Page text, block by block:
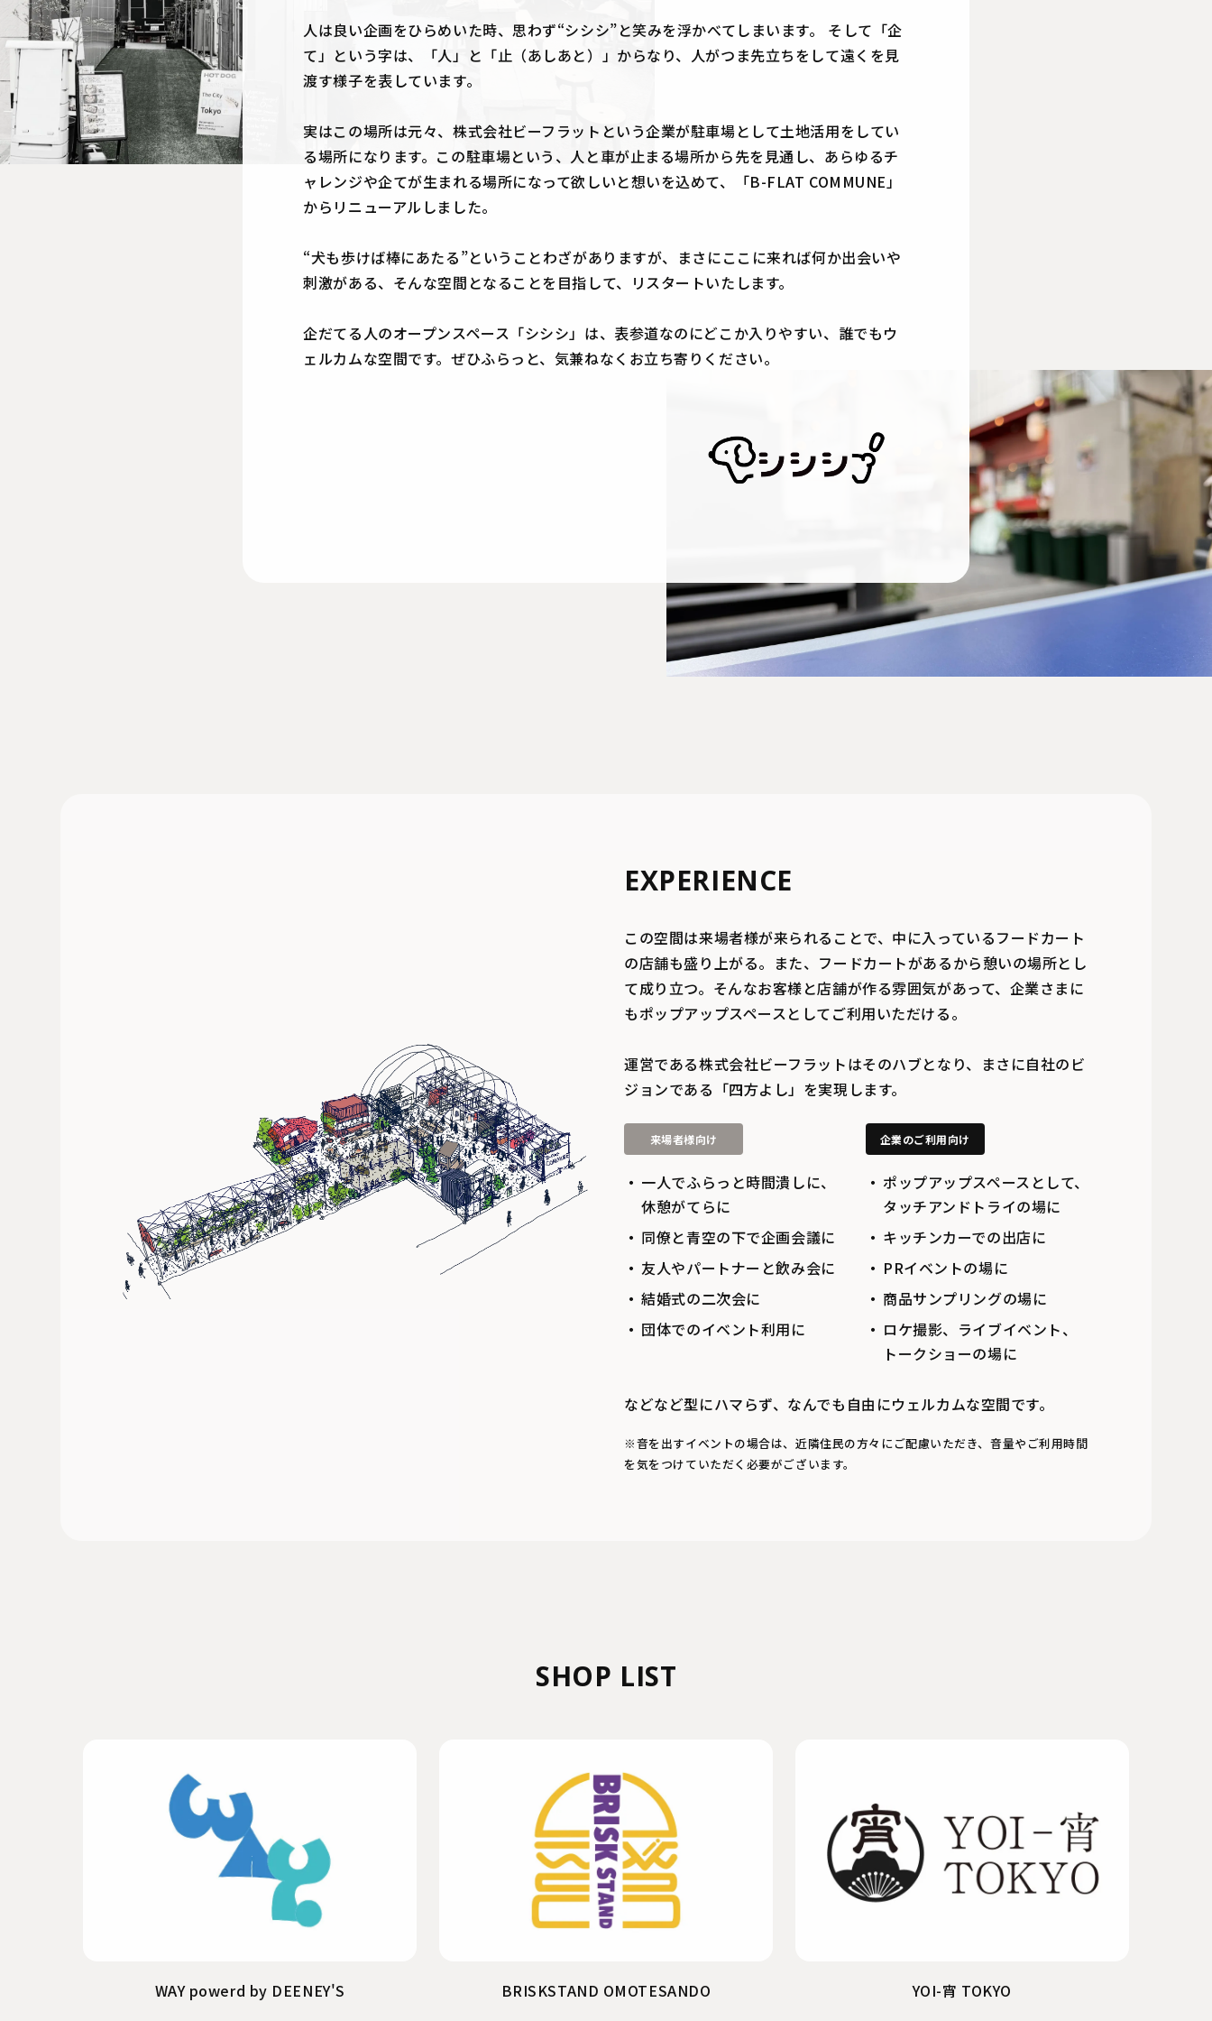
人は良い企画をひらめいた時、思わず“シシシ”と笑みを浮かべてしまいます。 そして「企
て」という字は、「人」と「止（あしあと）」からなり、人がつま先立ちをして遠くを見
渡す様子を表しています。
実はこの場所は元々、株式会社ビーフラットという企業が駐車場として土地活用をしてい
る場所になります。この駐車場という、人と車が止まる場所から先を見通し、あらゆるチ
ャレンジや企てが生まれる場所になって欲しいと想いを込めて、「B-FLAT COMMUNE」
からリニューアルしました。
“犬も歩けば棒にあたる”ということわざがありますが、まさにここに来れば何か出会いや
刺激がある、そんな空間となることを目指して、リスタートいたします。
企だてる人のオープンスペース「シシシ」は、表参道なのにどこか入りやすい、誰でもウ
ェルカムな空間です。ぜひふらっと、気兼ねなくお立ち寄りください。
EXPERIENCE
この空間は来場者様が来られることで、中に入っているフードカート
の店舗も盛り上がる。また、フードカートがあるから憩いの場所とし
て成り立つ。そんなお客様と店舗が作る雰囲気があって、企業さまに
もポップアップスペースとしてご利用いただける。
運営である株式会社ビーフラットはそのハブとなり、まさに自社のビ
ジョンである「四方よし」を実現します。
来場者様向け
一人でふらっと時間潰しに、
休憩がてらに
同僚と青空の下で企画会議に
友人やパートナーと飲み会に
結婚式の二次会に
団体でのイベント利用に
企業のご利用向け
ポップアップスペースとして、
タッチアンドトライの場に
キッチンカーでの出店に
PRイベントの場に
商品サンプリングの場に
ロケ撮影、ライブイベント、
トークショーの場に
などなど型にハマらず、なんでも自由にウェルカムな空間です。
※音を出すイベントの場合は、近隣住民の方々にご配慮いただき、音量やご利用時間
を気をつけていただく必要がございます。
SHOP LIST
WAY powerd by DEENEY'S BRISKSTAND OMOTESANDO YOI-宵 TOKYO